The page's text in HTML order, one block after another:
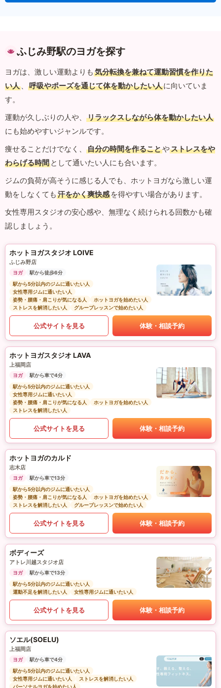
ふじみ野駅のヨガを探す
ヨガは、激しい運動よりも 気分転換を兼ねて運動習慣を作りた
い人 、 呼吸やポーズを通じて体を動かしたい人に向いていま
す。
運動が久しぶりの人や、
リラックスしながら体を動かしたい人
にも始めやすいジャンルです。
痩せることだけでなく、
自分の時間を作ることやストレスをや
わらげる時間 として通いたい人にも合います。
ジムの負荷が高そうに感じる人でも、ホットヨガなら激しい運
動をしなくても 汗をかく爽快感 を得やすい場合があります。
女性専用スタジオの安心感や、無理なく続けられる回数かも確
認しましょう。
ホットヨガスタジオ LOIVE
ふじみ野店
ヨガ
駅から徒歩6分
駅から5分以内のジムに通いたい人
女性専用ジムに通いたい人
姿勢・腰痛・肩こりが気になる人
ホットヨガを始めたい人
ストレスを解消したい人
グループレッスンで始めたい人
公式サイトを見る 体験・相談予約
ホットヨガスタジオ LAVA
上福岡店
ヨガ
駅から車で4分
駅から5分以内のジムに通いたい人
女性専用ジムに通いたい人
姿勢・腰痛・肩こりが気になる人
ホットヨガを始めたい人
ストレスを解消したい人
公式サイトを見る 体験・相談予約
ホットヨガのカルド
志木店
ヨガ
駅から車で13分
駅から5分以内のジムに通いたい人
姿勢・腰痛・肩こりが気になる人
ホットヨガを始めたい人
ストレスを解消したい人
グループレッスンで始めたい人
公式サイトを見る 体験・相談予約
ボディーズ
アトレ川越スタジオ店
ヨガ
駅から車で13分
駅から5分以内のジムに通いたい人
運動不足を解消したい人
女性専用ジムに通いたい人
公式サイトを見る 体験・相談予約
ソエル(SOELU)
上福岡店
ヨガ
駅から車で4分
駅から5分以内のジムに通いたい人
女性専用ジムに通いたい人
ストレスを解消したい人
パーソナルヨガを始めたい人